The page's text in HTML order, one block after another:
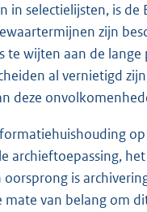
selectielijsten, is
zijn
te wijten aan de
al vernietigd
deze
archieftoepassing,
oorsprong is
van belang om